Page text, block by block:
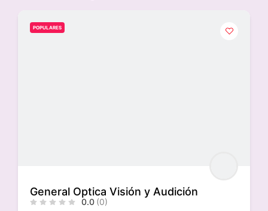
POPULARES
General Optica Visión y Audición
0.0 (0)